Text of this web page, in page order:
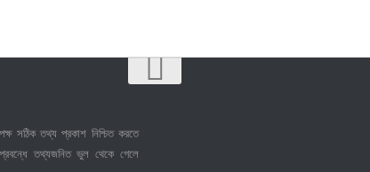
সঠিক তথ্য প্রকাশ নিশ্চিত করতে
তথ্যজনিত ভুল থেকে গেলে